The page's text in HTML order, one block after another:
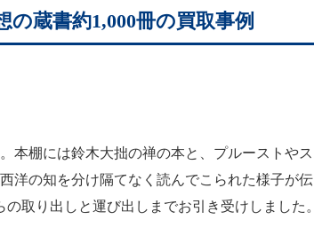
蔵書約1,000冊の買取事例
本棚には鈴木大拙の禅の本と、プルーストやス
洋の知を分け隔てなく読んでこられた様子が伝
取り出しと運び出しまでお引き受けしました。